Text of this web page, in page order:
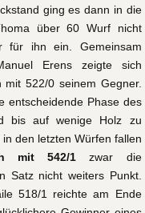
ging es dann in die
über 60 Wurf nicht
für ihn ein. Gemeinsam
Erens zeigte sich
mit 522/0 seinem Gegner.
entscheidende Phase des
bis auf wenige Holz zu
den letzten Würfen fallen
mit 542/1 zwar die
Satz nicht weiters Punkt.
518/1 reichte am Ende